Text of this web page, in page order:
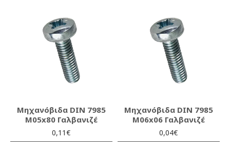
Μηχανόβιδα DIN 7985
M05x80 Γαλβανιζέ
0,11€
Μηχανόβιδα DIN 7985
M06x06 Γαλβανιζέ
0,04€